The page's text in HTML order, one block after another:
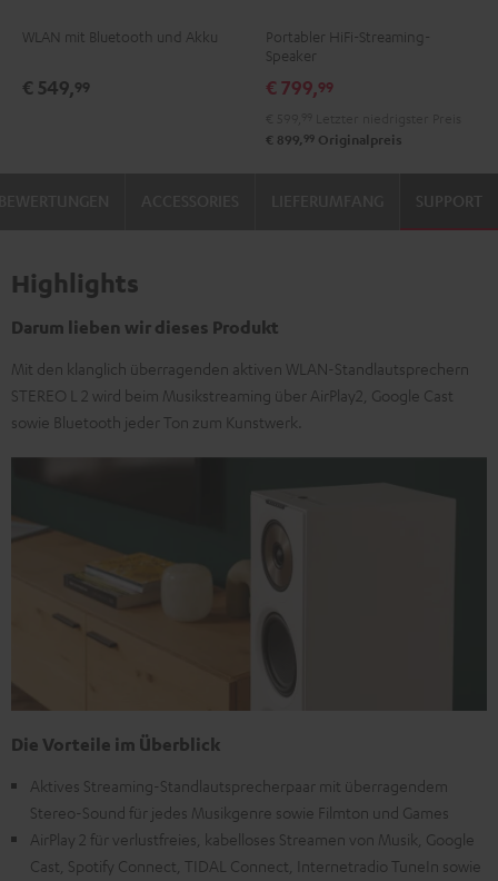
WLAN mit Bluetooth und Akku
€ 549,99
Portabler HiFi-Streaming-
Speaker
€ 799,99
€ 899, 99 Originalpreis
SUPPORT
Highlights
Darum lieben wir dieses Produkt
Mit den klanglich überragenden aktiven WLAN-Standlautsprechern
STEREO L 2 wird beim Musikstreaming über AirPlay2, Google Cast
sowie Bluetooth jeder Ton zum Kunstwerk.
Die Vorteile im Überblick
Aktives Streaming-Standlautsprecherpaar mit überragendem
Stereo-Sound für jedes Musikgenre sowie Filmton und Games
AirPlay 2 für verlustfreies, kabelloses Streamen von Musik, Google
Cast, Spotify Connect, TIDAL Connect, Internetradio TuneIn sowie